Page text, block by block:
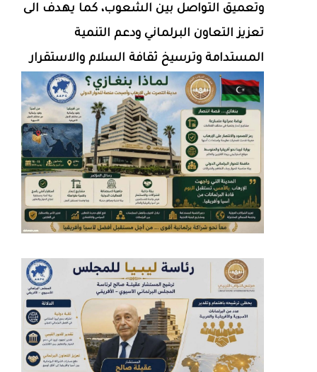
وتعميق التواصل بين الشعوب، كما يهدف الى
تعزيز التعاون البرلماني ودعم التنمية
المستدامة وترسيخ ثقافة السلام والاستقرار